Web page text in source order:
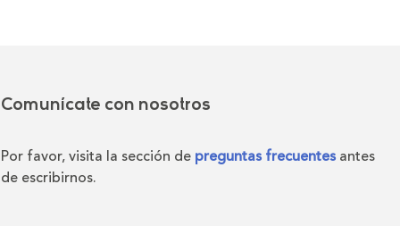
Comunícate con nosotros
Por favor, visita la sección de preguntas frecuentes antes
de escribirnos.